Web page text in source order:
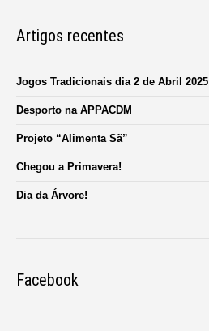
Artigos recentes
Jogos Tradicionais dia 2 de Abril 2025
Desporto na APPACDM
Projeto “Alimenta Sã”
Chegou a Primavera!
Dia da Árvore!
Facebook